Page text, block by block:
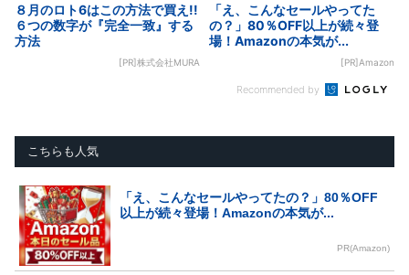
８月のロト6はこの方法で買え!!
６つの数字が『完全一致』する
方法
[PR]株式会社MURA
「え、こんなセールやってた
の？」80％OFF以上が続々登
場！Amazonの本気が...
[PR]Amazon
Recommended by
こちらも人気
「え、こんなセールやってたの？」80％OFF
以上が続々登場！Amazonの本気が...
PR(Amazon)